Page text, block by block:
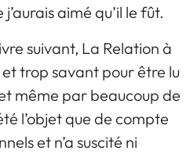
aimé qu’il le fût.
suivant, La Relation à
et trop savant pour être lu
même par beaucoup de
l’objet que de compte
et n’a suscité ni